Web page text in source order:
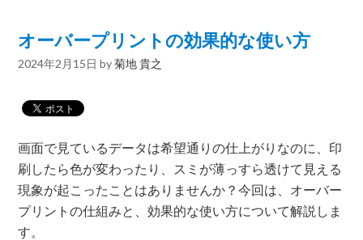
オーバープリントの効果的な使い方
2024年2月15日 by菊地 貴之
画面で見ているデータは希望通りの仕上がりなのに、印
刷したら色が変わったり、スミが薄っすら透けて見える
現象が起こったことはありませんか？今回は、オーバー
プリントの仕組みと、効果的な使い方について解説しま
す。